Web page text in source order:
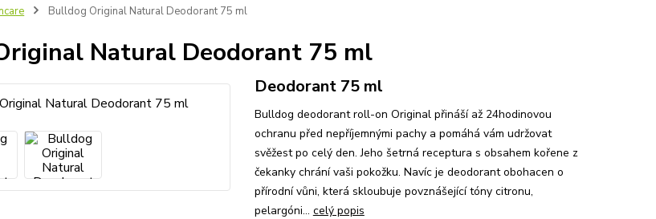
Bulldog Original Natural Deodorant 75 ml
Natural Deodorant 75 ml
Deodorant 75 ml
Bulldog deodorant roll-on Original přináší až 24hodinovou
ochranu před nepříjemnými pachy a pomáhá vám udržovat
svěžest po celý den. Jeho šetrná receptura s obsahem kořene z
čekanky chrání vaši pokožku. Navíc je deodorant obohacen o
přírodní vůni, která skloubuje povznášející tóny citronu,
pelargóni... celý popis